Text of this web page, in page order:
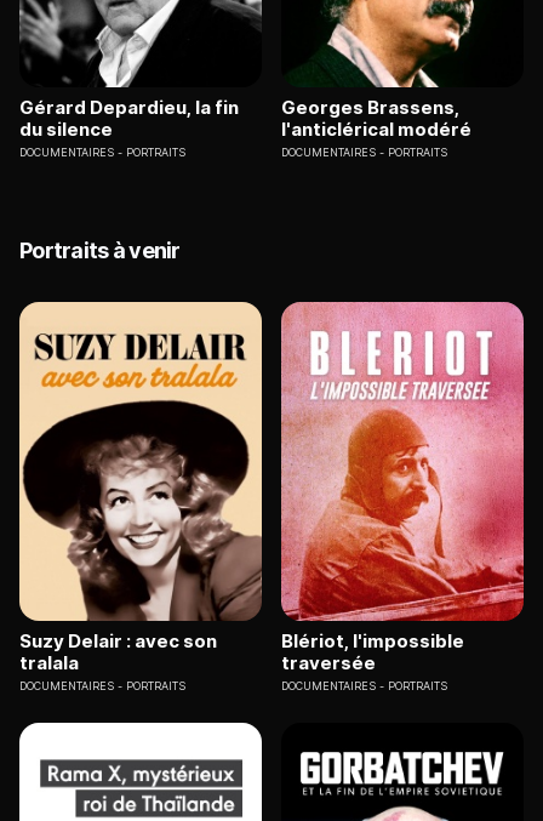
Gérard Depardieu, la fin
du silence
DOCUMENTAIRES PORTRAITS
Georges Brassens,
l'anticlérical modéré
DOCUMENTAIRES PORTRAITS
Portraits à venir
Suzy Delair : avec son
tralala
DOCUMENTAIRES PORTRAITS
Blériot, l'impossible
traversée
DOCUMENTAIRES PORTRAITS